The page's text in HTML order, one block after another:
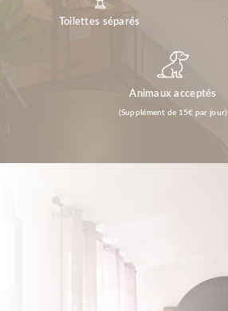
Toilettes séparés
Animaux acceptés
(Supplément de 15€ par jour)